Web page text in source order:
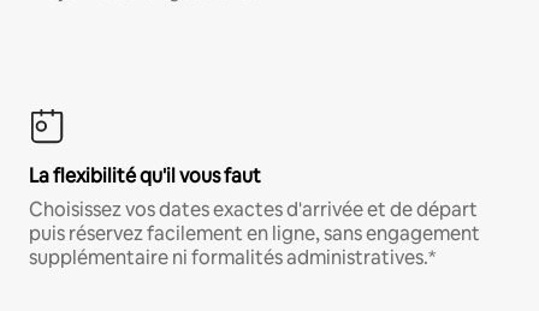
La flexibilité qu'il vous faut
Choisissez vos dates exactes d'arrivée et de départ
puis réservez facilement en ligne, sans engagement
supplémentaire ni formalités administratives.*